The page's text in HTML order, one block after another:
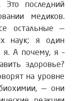
Это последний
медиков.
остальные —
наук; я один
я. А почему, я –
здоровье?
на уровне
— они